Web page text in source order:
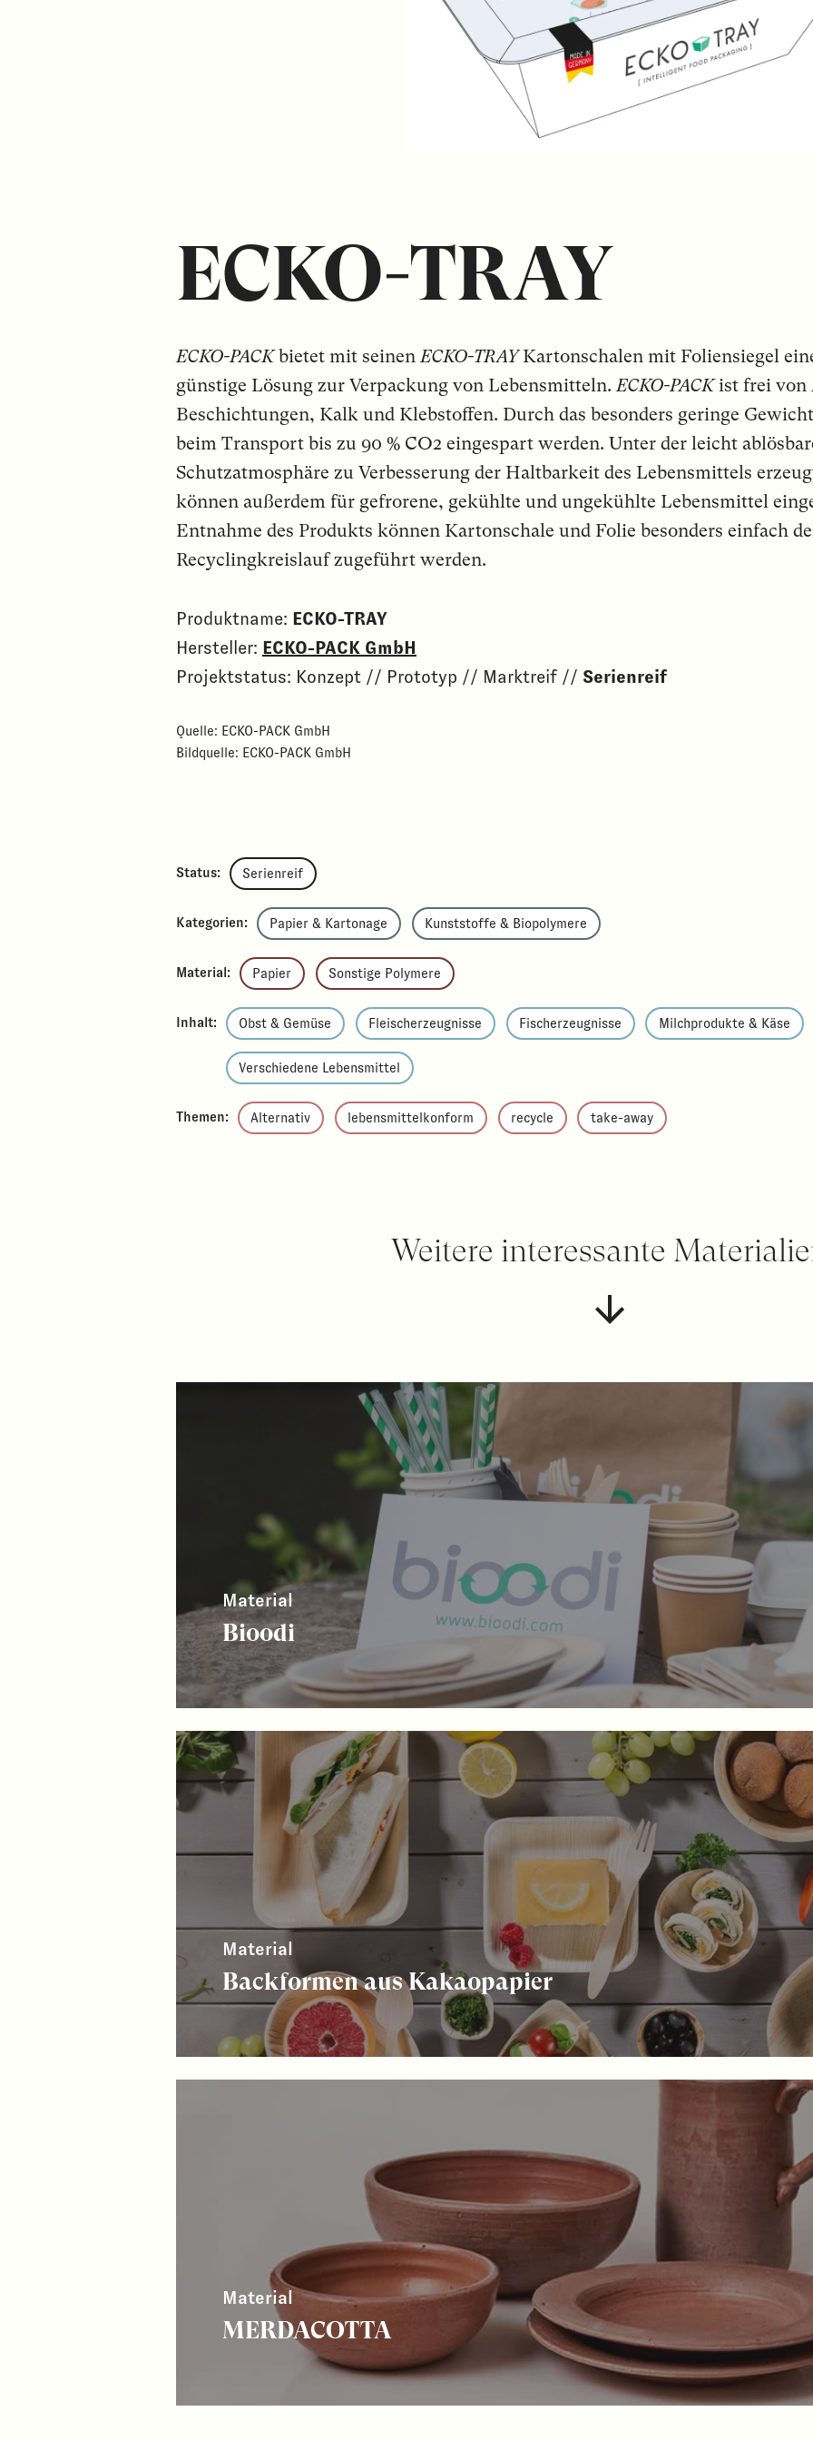
ECKO-TRAY
ECKO-PACKbietet mit seinenECKO-TRAYKartonschalen mit Foliensiegel
günstige Lösung zur Verpackung von Lebensmitteln.ECKO-PACKist frei von
Beschichtungen, Kalk und Klebstoffen. Durch das besonders geringe
beim Transport bis zu 90 % CO2 eingespart werden. Unter der leicht
Schutzatmosphäre zu Verbesserung der Haltbarkeit des Lebensmittels
können außerdem für gefrorene, gekühlte und ungekühlte Lebensmittel
Entnahme des Produkts können Kartonschale und Folie besonders einfach
Recyclingkreislauf zugeführt werden.
Produktname: ECKO-TRAY
Hersteller: ECKO-PACK GmbH
Projektstatus: Konzept // Prototyp // Marktreif // Serienreif
Quelle: ECKO-PACK GmbH
Bildquelle: ECKO-PACK GmbH
Status: Serienreif
Kategorien: Papier & Kartonage Kunststoffe & Biopolymere
Material: Papier Sonstige Polymere
Inhalt: Obst & Gemüse Fleisch­erzeugnisse Fischerzeugnisse Milchprodukte & Käse
Verschiedene Lebensmittel
Themen: Alternativ lebensmittelkonform recycle take-away
Weitere interessante
Material
Bioodi
Material
Backformen aus Kakaopapier
Material
MERDACOTTA